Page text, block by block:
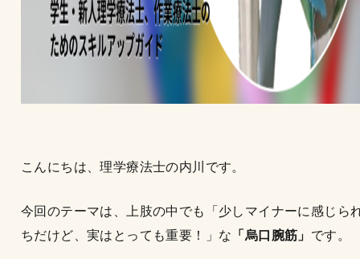
こんにちは、理学療法士の内川です。
今回のテーマは、上肢の中でも「少しマイナーに感じら
ちだけど、実はとっても重要！」な 「烏口腕筋」 です。